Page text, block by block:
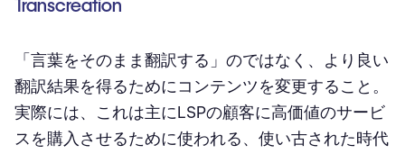
Transcreation
「言葉をそのまま翻訳する」のではなく、より良い
翻訳結果を得るためにコンテンツを変更すること。
実際には、これは主にLSPの顧客に高価値のサービ
スを購入させるために使われる、使い古された時代